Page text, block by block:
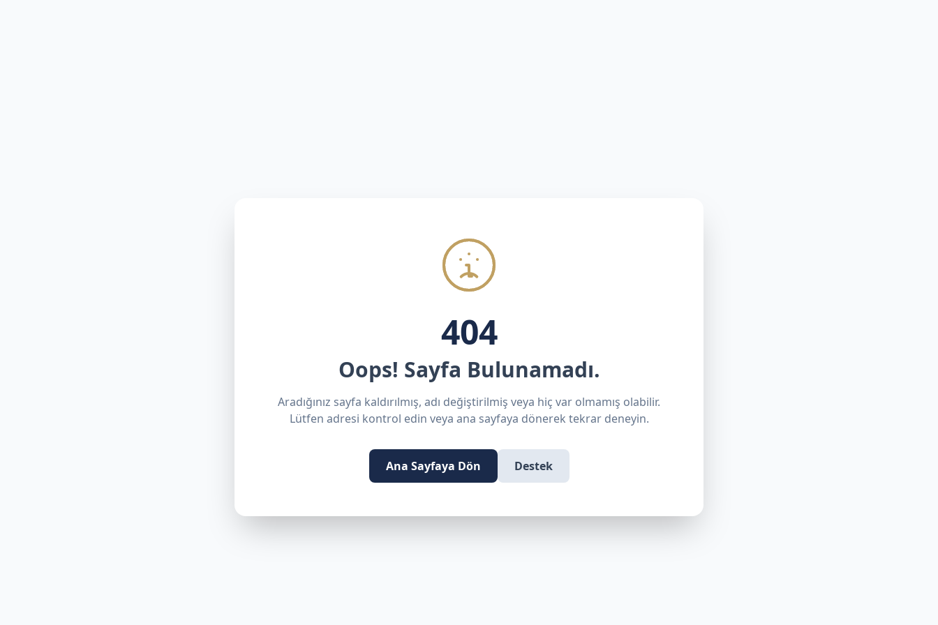
404
Oops! Sayfa Bulunamadı.
Aradığınız sayfa kaldırılmış, adı değiştirilmiş veya hiç var olmamış olabilir.
Lütfen adresi kontrol edin veya ana sayfaya dönerek tekrar deneyin.
Ana Sayfaya Dön Destek